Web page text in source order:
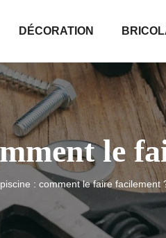
DÉCORATION
le
: comment le faire facilement